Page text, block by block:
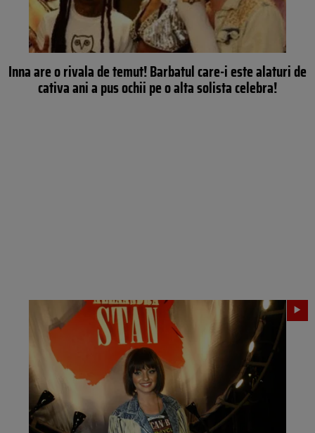
Inna are o rivala de temut! Barbatul care-i este alaturi de
cativa ani a pus ochii pe o alta solista celebra!